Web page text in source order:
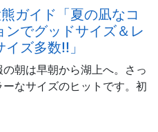
ガイド「夏の凪なコ
ンでグッドサイズ＆レ
ズ多数!!」
朝は早朝から湖上へ。さっ
なサイズのヒットです。初